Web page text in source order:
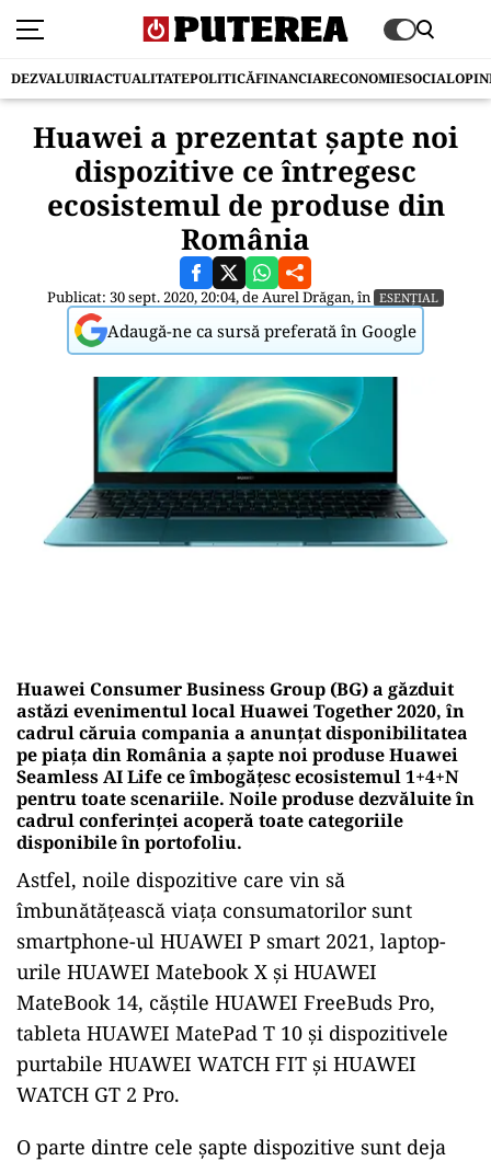
DEZVALUIRIACTUALITATEPOLITICĂFINANCIARECONOMIESOCIAL
Huawei a prezentat șapte noi
dispozitive ce întregesc
ecosistemul de produse din
România
Publicat: 30 sept. 2020, 20:04, deAurel Drăgan, în ESENȚIAL
Adaugă-ne ca sursă preferată în Google
Huawei Consumer Business Group (BG) a găzduit
astăzi evenimentul local Huawei Together 2020, în
cadrul căruia compania a anunțat disponibilitatea
pe piața din România a șapte noi produse Huawei
Seamless AI Life ce îmbogățesc ecosistemul 1+4+N
pentru toate scenariile. Noile produse dezvăluite în
cadrul conferinței acoperă toate categoriile
disponibile în portofoliu.
Astfel, noile dispozitive care vin să
îmbunătățească viața consumatorilor sunt
smartphone-ul HUAWEI P smart 2021, laptop-
urile HUAWEI Matebook X și HUAWEI
MateBook 14, căștile HUAWEI FreeBuds Pro,
tableta HUAWEI MatePad T 10 și dispozitivele
purtabile HUAWEI WATCH FIT și HUAWEI
WATCH GT 2 Pro.
O parte dintre cele șapte dispozitive sunt deja